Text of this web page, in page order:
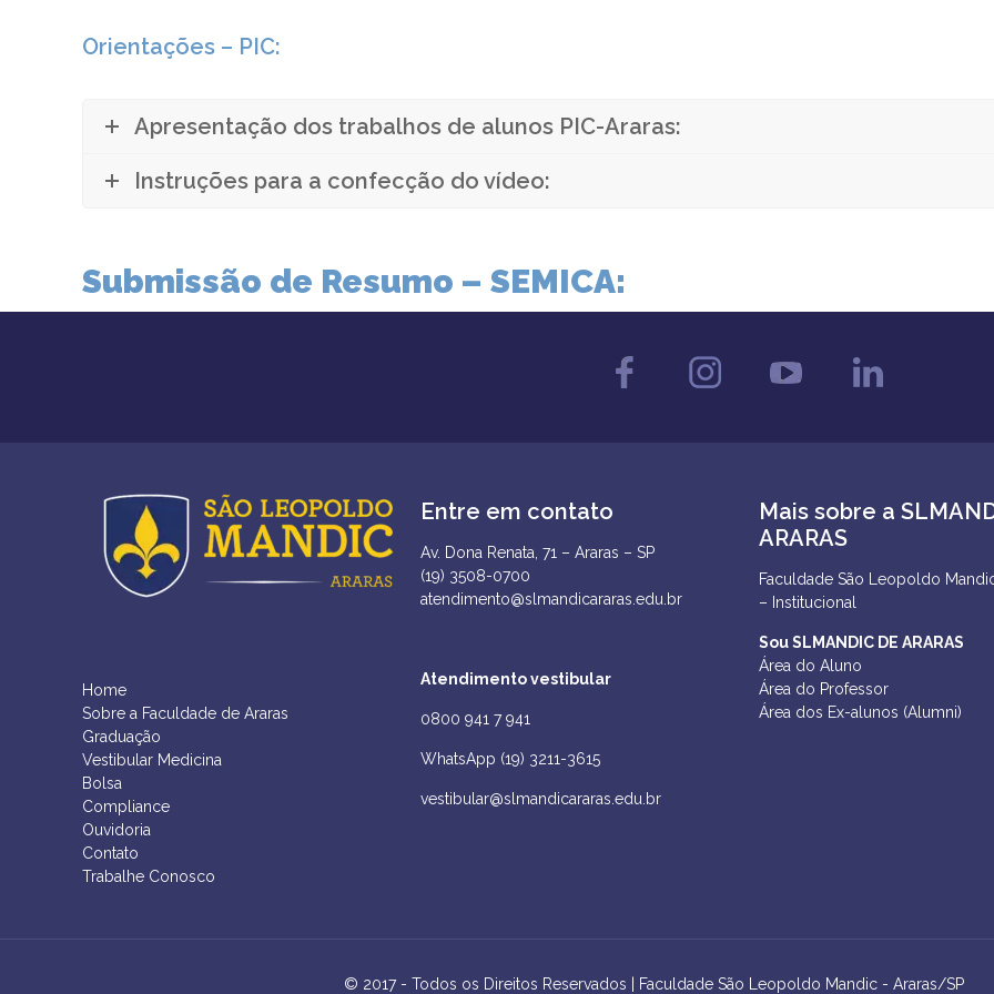
Orientações – PIC:
Apresentação dos trabalhos de alunos PIC-Araras:
Instruções para a confecção do vídeo:
Submissão de Resumo – SEMICA:
Home
Sobre a Faculdade de Araras
Graduação
Vestibular Medicina
Bolsa
Compliance
Ouvidoria
Contato
Trabalhe Conosco
Entre em contato
Av. Dona Renata, 71 – Araras – SP
(19) 3508-0700
atendimento@slmandicararas.edu.br
Atendimento vestibular
0800 941 7 941
WhatsApp (19) 3211-3615
vestibular@slmandicararas.edu.br
Mais sobre a
ARARAS
Faculdade São Leopoldo
– Institucional
Sou SLMANDIC DE ARARAS
Área do Aluno
Área do Professor
Área dos Ex-alunos (Alumni)
© 2017 - Todos os Direitos Reservados | Faculdade São Leopoldo Mandic - Araras/SP